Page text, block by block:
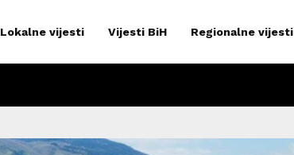
Lokalne vijesti Vijesti BiH Regionalne vijesti